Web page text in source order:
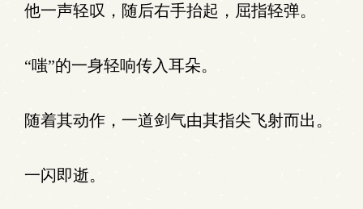
他一声轻叹，随后右手抬起，屈指轻弹。
“嗤”的一身轻响传入耳朵。
随着其动作，一道剑气由其指尖飞射而出。
一闪即逝。